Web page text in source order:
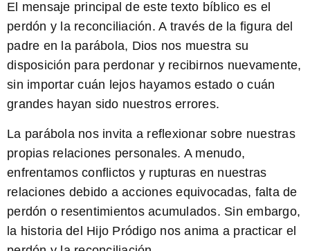
El mensaje principal de este texto bíblico es el
perdón y la reconciliación. A través de la figura del
padre en la parábola, Dios nos muestra su
disposición para perdonar y recibirnos nuevamente,
sin importar cuán lejos hayamos estado o cuán
grandes hayan sido nuestros errores.
La parábola nos invita a reflexionar sobre nuestras
propias relaciones personales. A menudo,
enfrentamos conflictos y rupturas en nuestras
relaciones debido a acciones equivocadas, falta de
perdón o resentimientos acumulados. Sin embargo,
la historia del Hijo Pródigo nos anima a practicar el